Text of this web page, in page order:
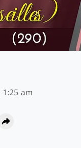
1:25 am